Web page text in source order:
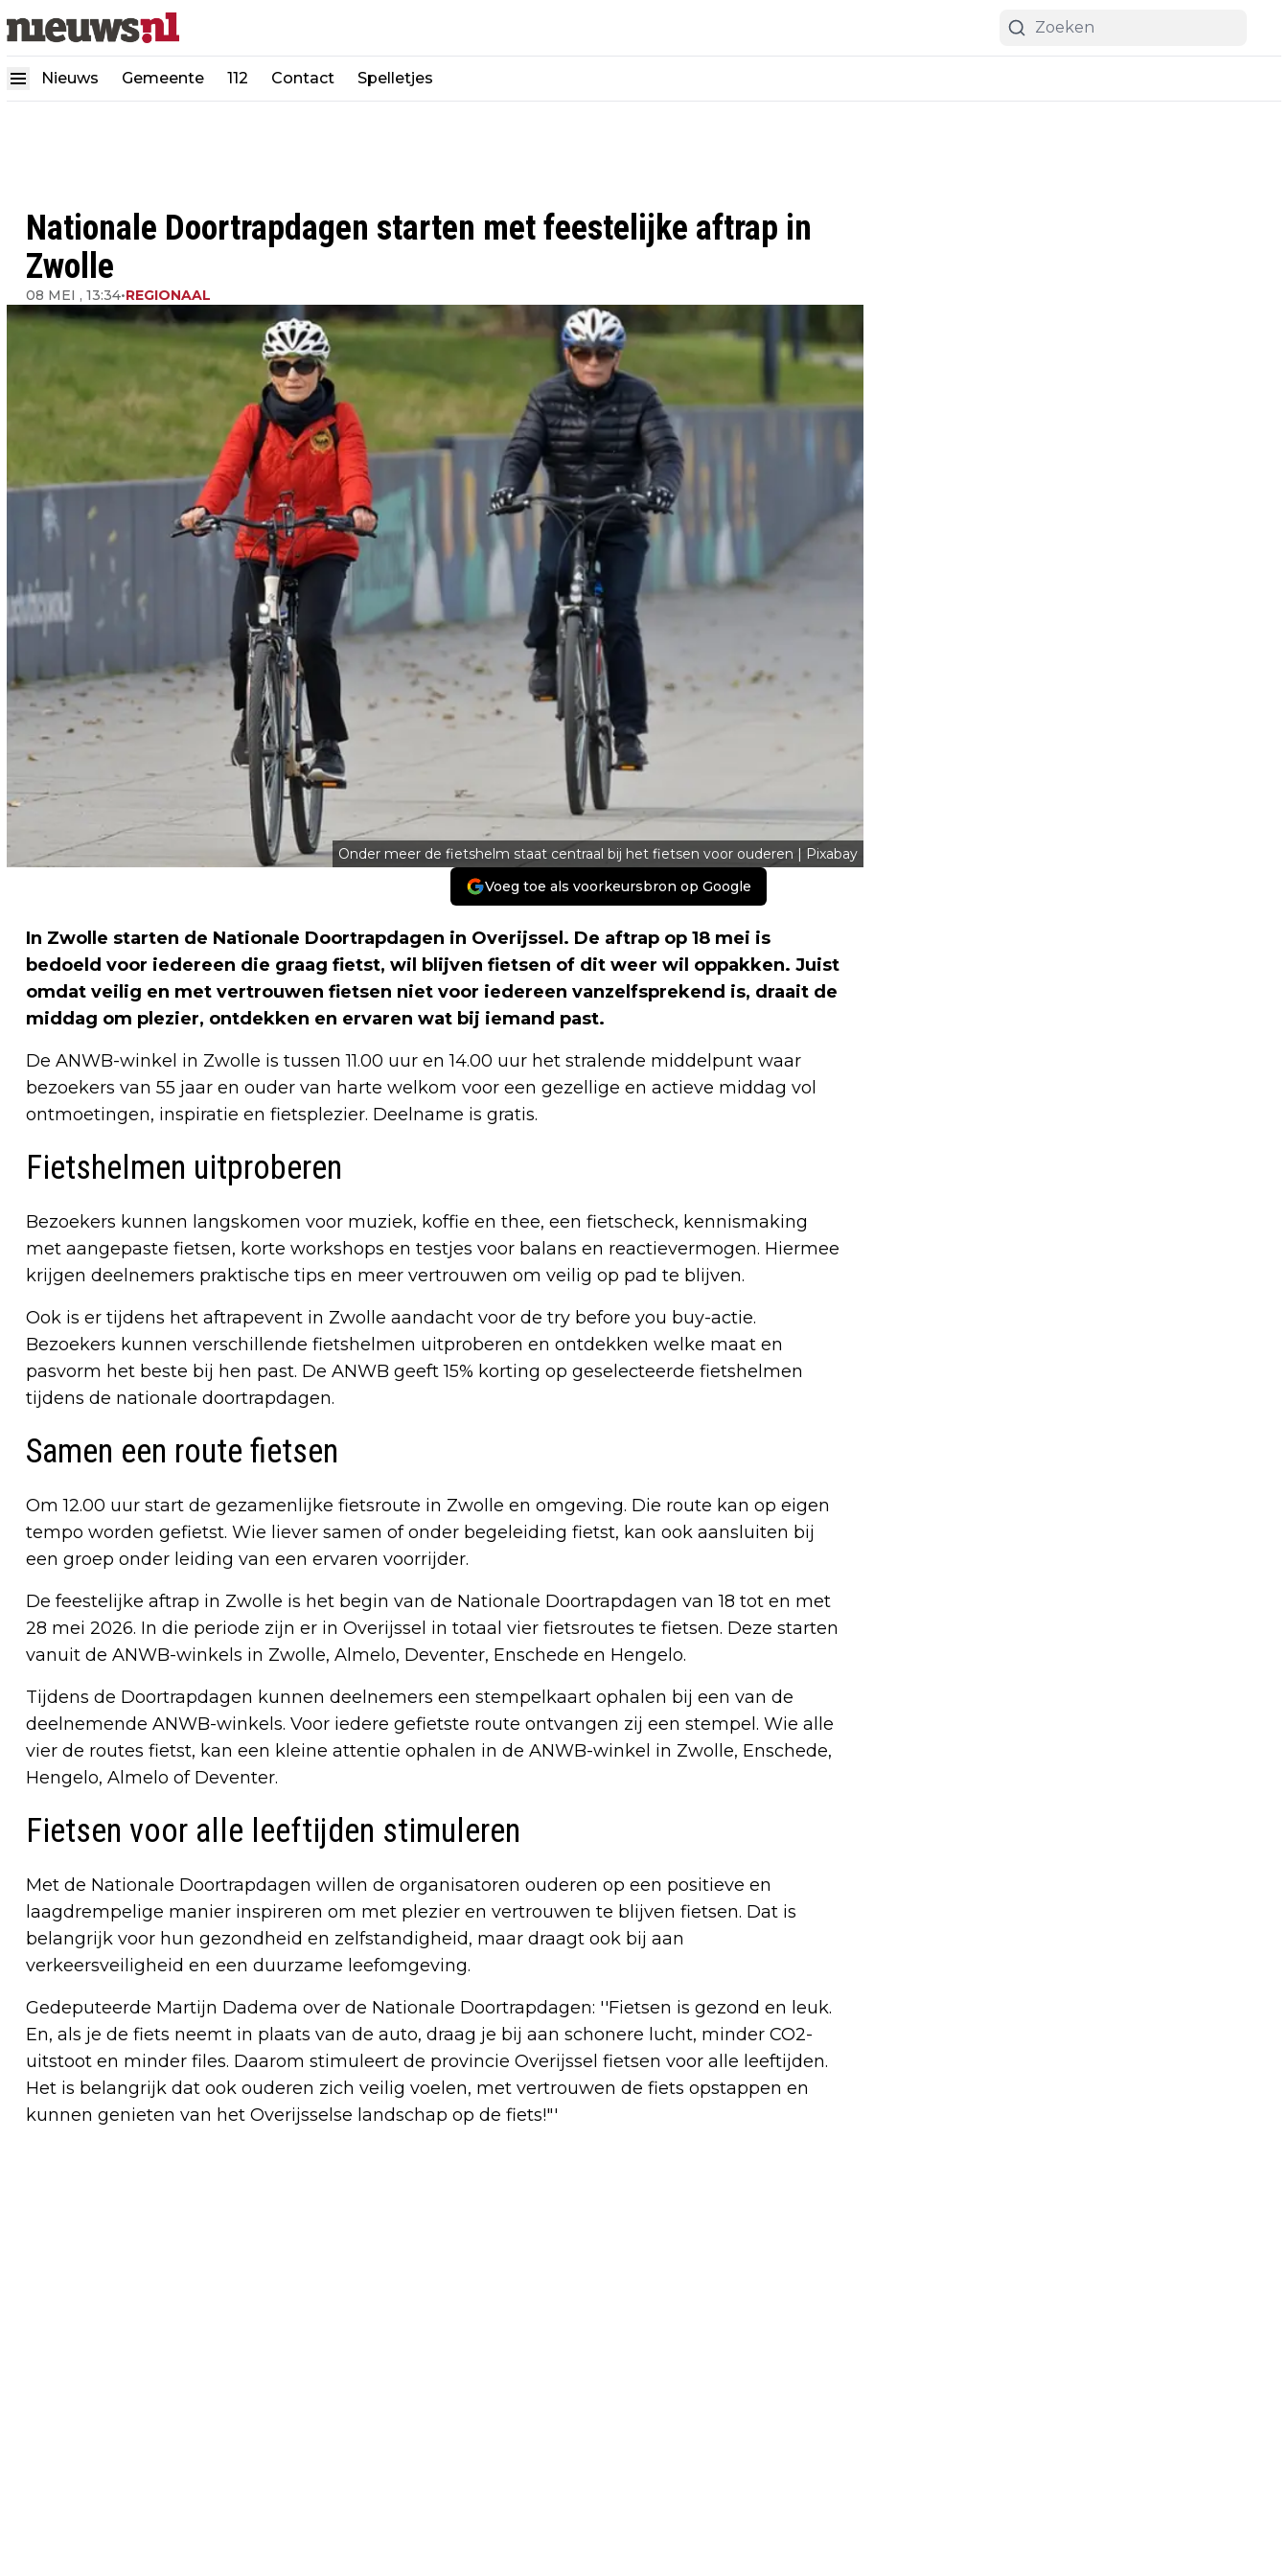
Nieuws Gemeente 112 Contact Spelletjes
Nationale Doortrapdagen starten met feestelijke aftrap in
Zwolle
08 MEI , 13:34•REGIONAAL
Onder meer de fietshelm staat centraal bij het fietsen voor ouderen | Pixabay
Voeg toe als voorkeursbron op Google
In Zwolle starten de Nationale Doortrapdagen in Overijssel. De aftrap op 18 mei is
bedoeld voor iedereen die graag fietst, wil blijven fietsen of dit weer wil oppakken. Juist
omdat veilig en met vertrouwen fietsen niet voor iedereen vanzelfsprekend is, draait de
middag om plezier, ontdekken en ervaren wat bij iemand past.
De ANWB-winkel in Zwolle is tussen 11.00 uur en 14.00 uur het stralende middelpunt waar
bezoekers van 55 jaar en ouder van harte welkom voor een gezellige en actieve middag vol
ontmoetingen, inspiratie en fietsplezier. Deelname is gratis.
Fietshelmen uitproberen
Bezoekers kunnen langskomen voor muziek, koffie en thee, een fietscheck, kennismaking
met aangepaste fietsen, korte workshops en testjes voor balans en reactievermogen. Hiermee
krijgen deelnemers praktische tips en meer vertrouwen om veilig op pad te blijven.
Ook is er tijdens het aftrapevent in Zwolle aandacht voor de try before you buy-actie.
Bezoekers kunnen verschillende fietshelmen uitproberen en ontdekken welke maat en
pasvorm het beste bij hen past. De ANWB geeft 15% korting op geselecteerde fietshelmen
tijdens de nationale doortrapdagen.
Samen een route fietsen
Om 12.00 uur start de gezamenlijke fietsroute in Zwolle en omgeving. Die route kan op eigen
tempo worden gefietst. Wie liever samen of onder begeleiding fietst, kan ook aansluiten bij
een groep onder leiding van een ervaren voorrijder.
De feestelijke aftrap in Zwolle is het begin van de Nationale Doortrapdagen van 18 tot en met
28 mei 2026. In die periode zijn er in Overijssel in totaal vier fietsroutes te fietsen. Deze starten
vanuit de ANWB-winkels in Zwolle, Almelo, Deventer, Enschede en Hengelo.
Tijdens de Doortrapdagen kunnen deelnemers een stempelkaart ophalen bij een van de
deelnemende ANWB-winkels. Voor iedere gefietste route ontvangen zij een stempel. Wie alle
vier de routes fietst, kan een kleine attentie ophalen in de ANWB-winkel in Zwolle, Enschede,
Hengelo, Almelo of Deventer.
Fietsen voor alle leeftijden stimuleren
Met de Nationale Doortrapdagen willen de organisatoren ouderen op een positieve en
laagdrempelige manier inspireren om met plezier en vertrouwen te blijven fietsen. Dat is
belangrijk voor hun gezondheid en zelfstandigheid, maar draagt ook bij aan
verkeersveiligheid en een duurzame leefomgeving.
Gedeputeerde Martijn Dadema over de Nationale Doortrapdagen: ''Fietsen is gezond en leuk.
En, als je de fiets neemt in plaats van de auto, draag je bij aan schonere lucht, minder CO2-
uitstoot en minder files. Daarom stimuleert de provincie Overijssel fietsen voor alle leeftijden.
Het is belangrijk dat ook ouderen zich veilig voelen, met vertrouwen de fiets opstappen en
kunnen genieten van het Overijsselse landschap op de fiets!"'